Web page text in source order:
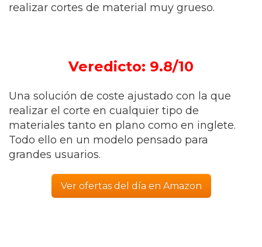
realizar cortes de material muy grueso.
Veredicto: 9.8/10
Una solución de coste ajustado con la que
realizar el corte en cualquier tipo de
materiales tanto en plano como en inglete.
Todo ello en un modelo pensado para
grandes usuarios.
Ver ofertas del día en Amazon